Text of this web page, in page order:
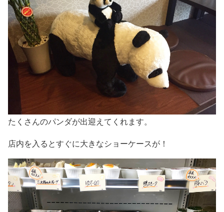
たくさんのパンダが出迎えてくれます。
店内を入るとすぐに大きなショーケースが！